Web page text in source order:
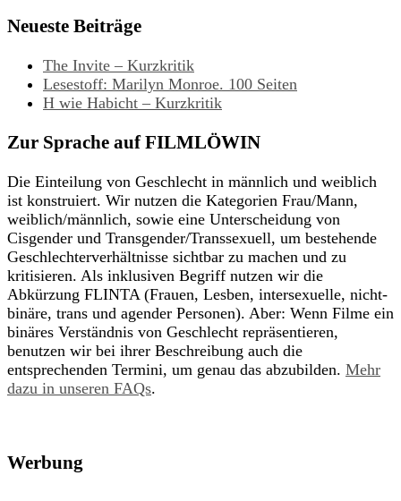
Neueste Beiträge
The Invite – Kurzkritik
Lesestoff: Marilyn Monroe. 100 Seiten
H wie Habicht – Kurzkritik
Zur Sprache auf FILMLÖWIN
Die Einteilung von Geschlecht in männlich und weiblich
ist konstruiert. Wir nutzen die Kategorien Frau/Mann,
weiblich/männlich, sowie eine Unterscheidung von
Cisgender und Transgender/Transsexuell, um bestehende
Geschlechterverhältnisse sichtbar zu machen und zu
kritisieren. Als inklusiven Begriff nutzen wir die
Abkürzung FLINTA (Frauen, Lesben, intersexuelle, nicht-
binäre, trans und agender Personen). Aber: Wenn Filme ein
binäres Verständnis von Geschlecht repräsentieren,
benutzen wir bei ihrer Beschreibung auch die
entsprechenden Termini, um genau das abzubilden. Mehr
dazu in unseren FAQs.
Werbung